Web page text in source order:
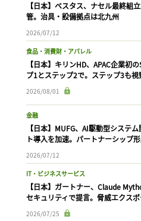
【日本】ベスタス、ナセル最終組
管。治具・設備拠点は北九州
2026/07/12
食品・消費財・アパレル
【日本】キリンHD、APAC企業初
プ1とステップ2で。ステップ3も視
2026/08/01
金融
【日本】MUFG、AI駆動型システ
ト導入を加速。パートナーシップ
2026/07/12
IT・ビジネスサービス
【日本】ガートナー、Claude
セキュリティで提言。脅威エクス
2026/07/25